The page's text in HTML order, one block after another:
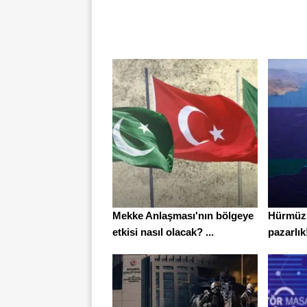
Mekke Anlaşması'nın bölgeye
etkisi nasıl olacak? ...
Hürmüz